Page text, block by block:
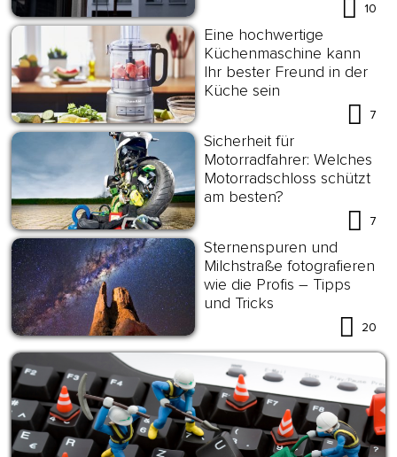
10
Eine hochwertige
Küchenmaschine kann
Ihr bester Freund in der
Küche sein
7
Sicherheit für
Motorradfahrer: Welches
Motorradschloss schützt
am besten?
7
Sternenspuren und
Milchstraße fotografieren
wie die Profis – Tipps
und Tricks
20